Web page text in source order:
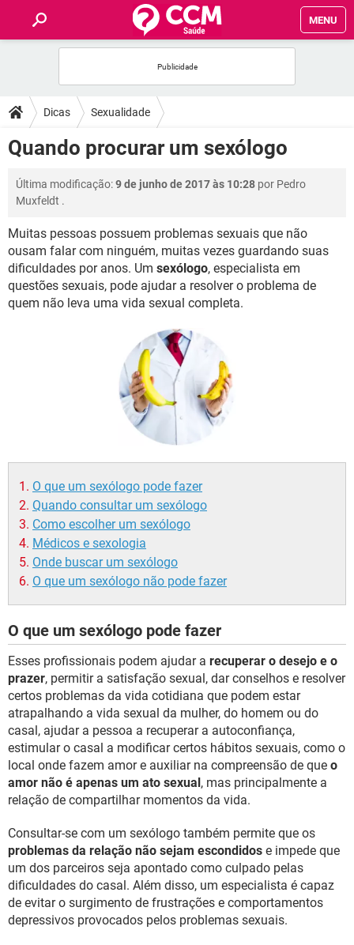
MENU
FÓRUM
SAÚDE
FAMÍLIA
BEM-ESTAR
SEXUALIDADE
Dicas Sexualidade
Quando procurar um sexólogo
Última modificação:9 de junho de 2017 às 10:28 por Pedro
Muxfeldt .
Muitas pessoas possuem problemas sexuais que não
ousam falar com ninguém, muitas vezes guardando suas
dificuldades por anos. Um sexólogo, especialista em
questões sexuais, pode ajudar a resolver o problema de
quem não leva uma vida sexual completa.
O que um sexólogo pode fazer
Quando consultar um sexólogo
Como escolher um sexólogo
Médicos e sexologia
Onde buscar um sexólogo
O que um sexólogo não pode fazer
O que um sexólogo pode fazer
Esses profissionais podem ajudar a recuperar o desejo e o
prazer, permitir a satisfação sexual, dar conselhos e resolver
certos problemas da vida cotidiana que podem estar
atrapalhando a vida sexual da mulher, do homem ou do
casal, ajudar a pessoa a recuperar a autoconfiança,
estimular o casal a modificar certos hábitos sexuais, como o
local onde fazem amor e auxiliar na compreensão de que o
amor não é apenas um ato sexual, mas principalmente a
relação de compartilhar momentos da vida.
Consultar-se com um sexólogo também permite que os
problemas da relação não sejam escondidos e impede que
um dos parceiros seja apontado como culpado pelas
dificuldades do casal. Além disso, um especialista é capaz
de evitar o surgimento de frustrações e comportamentos
depressivos provocados pelos problemas sexuais.